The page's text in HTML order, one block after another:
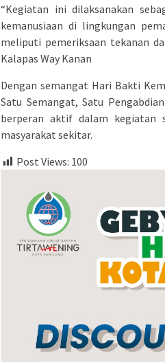
“Kegiatan ini dilaksanakan
kemanusiaan di lingkungan
meliputi pemeriksaan tekanan
Kalapas Way Kanan
Dengan semangat Hari Bakti
Satu Semangat, Satu
berperan aktif dalam kegiatan
masyarakat sekitar.
Post Views: 100